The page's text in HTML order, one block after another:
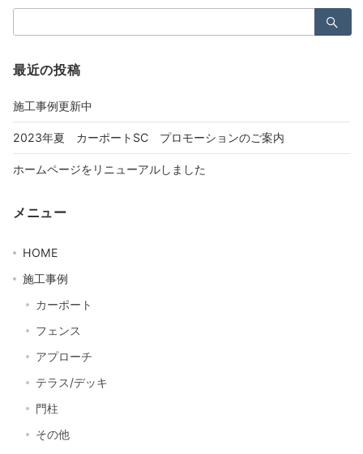
索：
最近の投稿
施工事例更新中
2023年夏 カーポートSC プロモーションのご案内
ホームページをリニューアルしました
メニュー
HOME
施工事例
カーポート
フェンス
アプローチ
テラス/デッキ
門柱
その他